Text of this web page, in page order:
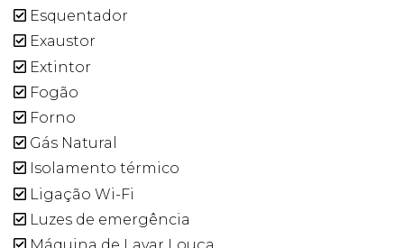
Esquentador
Exaustor
Extintor
Fogão
Forno
Gás Natural
Isolamento térmico
Ligação Wi-Fi
Luzes de emergência